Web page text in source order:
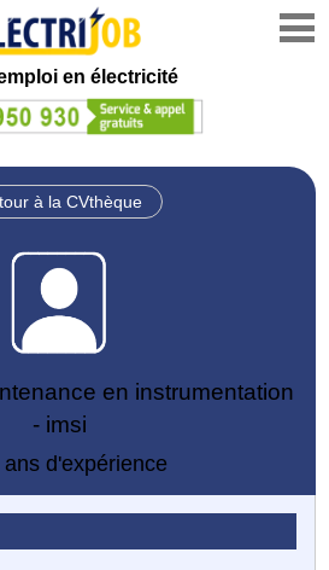
en électricité
à la CVthèque
en instrumentation
- imsi
ans d'expérience